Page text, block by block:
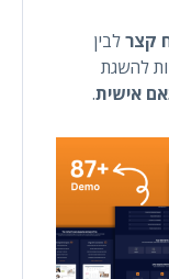
קצרלבין
להשגת
אישית.